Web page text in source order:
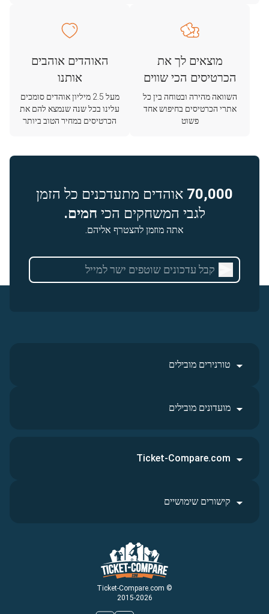
מוצאים לך את
הכרטיסים הכי שווים
השוואה מהירה ובטוחה בין כל
אתרי הכרטיסים בחיפוש אחד
פשוט
האוהדים אוהבים
אותנו
מעל 2.5 מיליון אוהדים סומכים
עלינו בכל שנה שנמצא להם את
הכרטיסים במחיר הטוב ביותר
70,000 אוהדים מתעדכנים כל הזמן
לגבי המשחקים הכי חמים.
אתה מוזמן להצטרף אליהם.
טורנירים מובילים
מועדונים מובילים
© Ticket-Compare.com
2015-2026
Ticket-Compare.com
קישורים שימושיים